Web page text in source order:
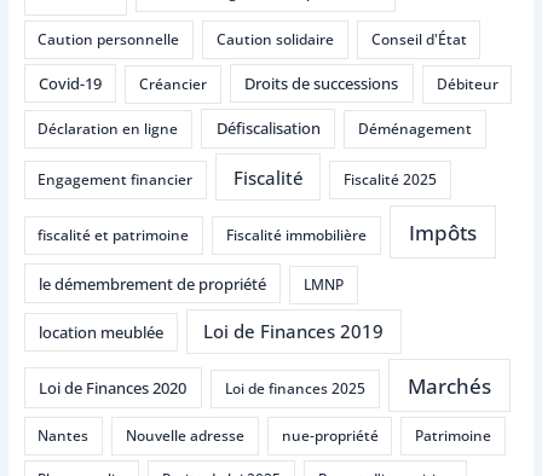
Caution personnelle Caution solidaire Conseil d'État
Covid-19 Créancier Droits de successions Débiteur
Déclaration en ligne Défiscalisation Déménagement
Engagement financier Fiscalité Fiscalité 2025
fiscalité et patrimoine Fiscalité immobilière Impôts
le démembrement de propriété LMNP
location meublée Loi de Finances 2019
Loi de Finances 2020 Loi de finances 2025 Marchés
Nantes Nouvelle adresse nue-propriété Patrimoine